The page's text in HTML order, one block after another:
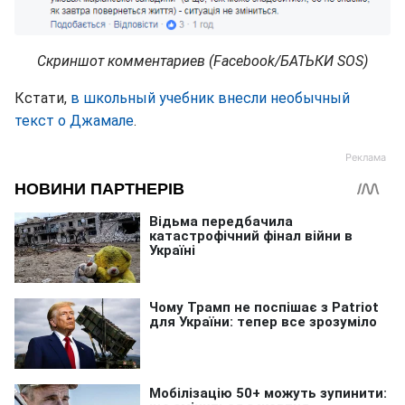
Скриншот комментариев (Facebook/БАТЬКИ SOS)
Кстати, в школьный учебник внесли необычный
текст о Джамале.